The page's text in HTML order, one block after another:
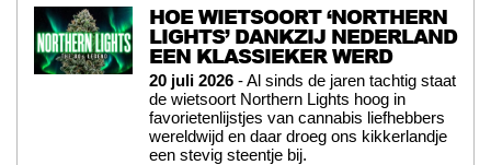
HOE WIETSOORT ‘NORTHERN
LIGHTS’ DANKZIJ NEDERLAND
EEN KLASSIEKER WERD
20 juli 2026 - Al sinds de jaren tachtig staat
de wietsoort Northern Lights hoog in
favorietenlijstjes van cannabis liefhebbers
wereldwijd en daar droeg ons kikkerlandje
een stevig steentje bij.